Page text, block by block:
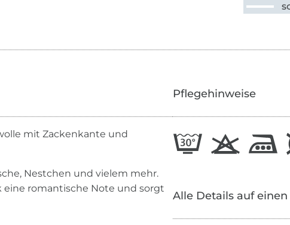
mit Zackenkante und
Nestchen und vielem mehr.
romantische Note und sorgt
Pflegehinweise
Alle Details auf